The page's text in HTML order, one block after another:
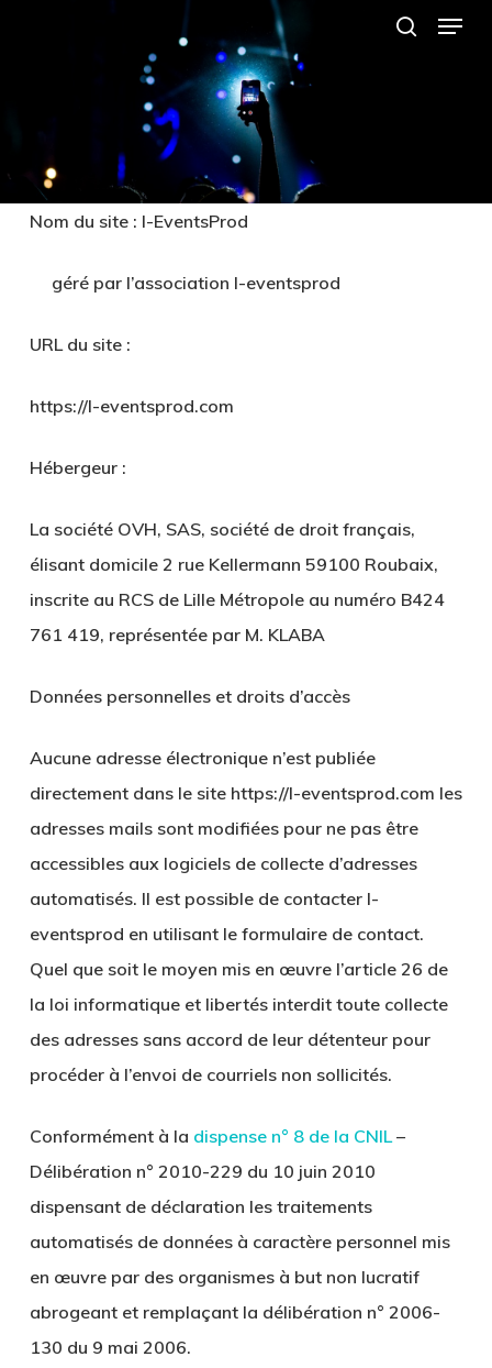
Menu
Nom du site : l-EventsProd
géré par l’association l-eventsprod
URL du site :
https://l-eventsprod.com
Hébergeur :
La société OVH, SAS, société de droit français,
élisant domicile 2 rue Kellermann 59100 Roubaix,
inscrite au RCS de Lille Métropole au numéro B424
761 419, représentée par M. KLABA
Données personnelles et droits d’accès
Aucune adresse électronique n’est publiée
directement dans le site https://l-eventsprod.com les
adresses mails sont modifiées pour ne pas être
accessibles aux logiciels de collecte d’adresses
automatisés. Il est possible de contacter l-
eventsprod en utilisant le formulaire de contact.
Quel que soit le moyen mis en œuvre l’article 26 de
la loi informatique et libertés interdit toute collecte
des adresses sans accord de leur détenteur pour
procéder à l’envoi de courriels non sollicités.
Conformément à la dispense n° 8 de la CNIL–
Délibération n° 2010-229 du 10 juin 2010
dispensant de déclaration les traitements
automatisés de données à caractère personnel mis
en œuvre par des organismes à but non lucratif
abrogeant et remplaçant la délibération n° 2006-
130 du 9 mai 2006.